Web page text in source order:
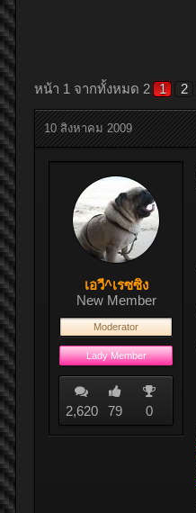
หน้า 1 จากทั้งหมด 2 1 2
10 สิงหาคม 2009
เอวี่^เรซซิ่ง
New Member
Moderator
Lady Member
2,620 79 0